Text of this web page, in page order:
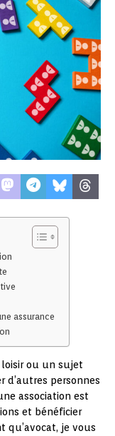
assurance
loisir ou un sujet
d’autres personnes
association est
et bénéficier
qu’avocat, je vous